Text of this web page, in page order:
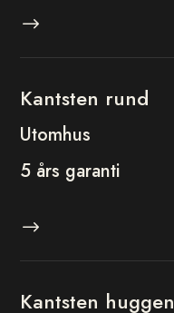
$
Kantsten rund
Utomhus
5 års garanti
$
Kantsten huggen